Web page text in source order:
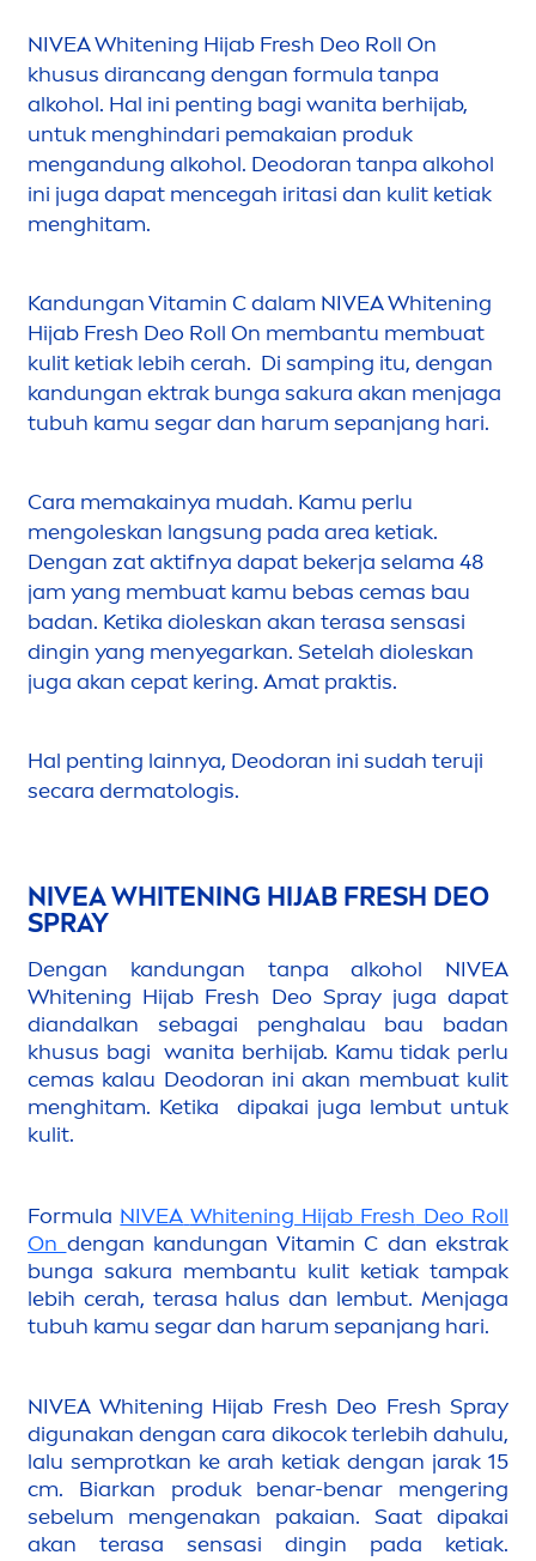
NIVEAWhitening Hijab Fresh Deo Roll On
khusus dirancang dengan formula tanpa
alkohol. Hal ini penting bagi wanita berhijab,
untuk menghindari pemakaian produk
mengandung alkohol. Deodoran tanpa alkohol
ini juga dapat mencegah iritasi dan kulit ketiak
menghitam.
KandunganVitamin C dalam NIVEAWhitening
Hijab Fresh Deo Roll On membantu membuat
kulit ketiak lebih cerah. Di samping itu, dengan
kandungan ektrak bunga sakura akan menjaga
tubuh kamu segar dan harum sepanjang hari.
Cara memakainya mudah. Kamu perlu
mengoleskan langsung pada area ketiak.
Dengan zat aktifnya dapat bekerja selama 48
jam yang membuat kamu bebas cemas bau
badan. Ketika dioleskan akan terasa sensasi
dingin yang menyegarkan. Setelah dioleskan
juga akan cepat kering. Amat praktis.
Hal penting lainnya, Deodoran ini sudah teruji
secara dermatologis.
NIVEAWHITENING HIJAB FRESH DEO
SPRAY
Dengan kandungan tanpa alkohol NIVEA
Whitening Hijab Fresh Deo Spray juga dapat
diandalkan sebagai penghalau bau badan
khusus bagi wanita berhijab. Kamu tidak perlu
cemas kalau Deodoran ini akan membuat kulit
menghitam. Ketika dipakai juga lembut untuk
kulit.
Formula NIVEA Whitening Hijab Fresh Deo Roll
On dengan kandungan Vitamin C dan ekstrak
bunga sakura membantu kulit ketiak tampak
lebih cerah, terasa halus dan lembut. Menjaga
tubuh kamu segar dan harum sepanjang hari.
NIVEA Whitening Hijab Fresh Deo Fresh Spray
digunakan dengan cara dikocok terlebih dahulu,
lalu semprotkan ke arah ketiak dengan jarak 15
cm. Biarkan produk benar-benar mengering
sebelum mengenakan pakaian. Saat dipakai
akan terasa sensasi dingin pada ketiak.